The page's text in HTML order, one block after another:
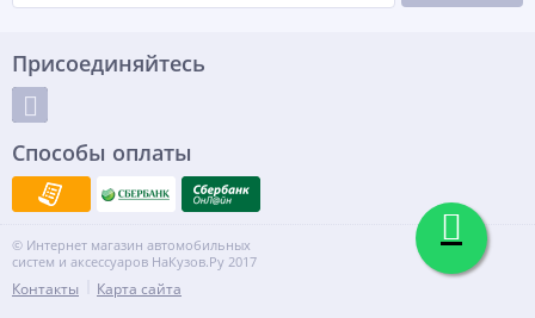
Присоединяйтесь
Способы оплаты
© Интернет магазин автомобильных
систем и аксессуаров НаКузов.Ру 2017
Контакты Карта сайта